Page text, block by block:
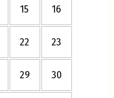
15 16
22 23
29 30